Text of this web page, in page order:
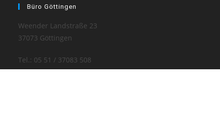
Büro Göttingen
Weender Landstraße 23
37073 Göttingen
Tel.: 05 51 / 37083 508